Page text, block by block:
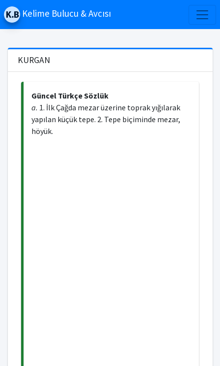
Kelime Bulucu & Avcısı
KURGAN
Güncel Türkçe Sözlük
a. 1. İlk Çağda mezar üzerine toprak yığılarak
yapılan küçük tepe. 2. Tepe biçiminde mezar,
höyük.